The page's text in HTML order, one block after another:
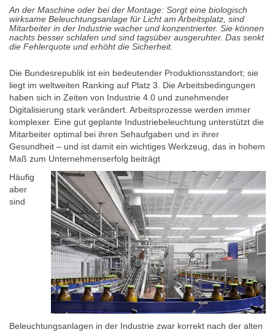
An der Maschine oder bei der Montage: Sorgt eine biologisch
wirksame Beleuchtungsanlage für Licht am Arbeitsplatz, sind
Mitarbeiter in der Industrie wacher und konzentrierter. Sie können
nachts besser schlafen und sind tagsüber ausgeruhter. Das senkt
die Fehlerquote und erhöht die Sicherheit.
Die Bundesrepublik ist ein bedeutender Produktionsstandort; sie
liegt im weltweiten Ranking auf Platz 3. Die Arbeitsbedingungen
haben sich in Zeiten von Industrie 4.0 und zunehmender
Digitalisierung stark verändert. Arbeitsprozesse werden immer
komplexer. Eine gut geplante Industriebeleuchtung unterstützt die
Mitarbeiter optimal bei ihren Sehaufgaben und in ihrer
Gesundheit – und ist damit ein wichtiges Werkzeug, das in hohem
Maß zum Unternehmenserfolg beiträgt
Häufig
aber
sind
Beleuchtungsanlagen in der Industrie zwar korrekt nach der alten